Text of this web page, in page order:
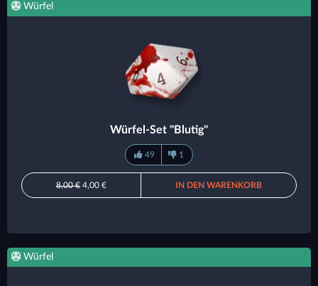
Würfel
Würfel-Set "Blutig"
49 1
8,00 € 4,00 € IN DEN WARENKORB
Würfel